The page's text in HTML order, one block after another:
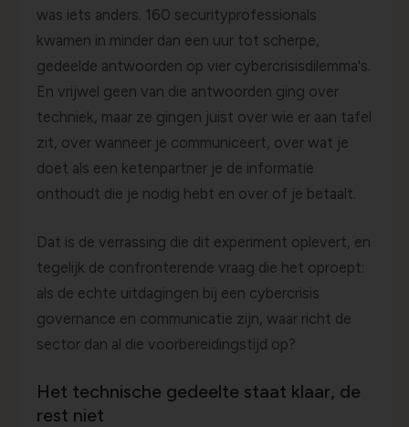
was iets anders. 160 securityprofessionals
kwamen in minder dan een uur tot scherpe,
gedeelde antwoorden op vier cybercrisisdilemma's.
En vrijwel geen van die antwoorden ging over
techniek, maar ze gingen juist over wie er aan tafel
zit, over wanneer je communiceert, over wat je
doet als een ketenpartner je de informatie
onthoudt die je nodig hebt en over of je betaalt.
Dat is de verrassing die dit experiment oplevert, en
tegelijk de confronterende vraag die het oproept:
als de echte uitdagingen bij een cybercrisis
governance en communicatie zijn, waar richt de
sector dan al die voorbereidingstijd op?
Het technische gedeelte staat klaar, de
rest niet